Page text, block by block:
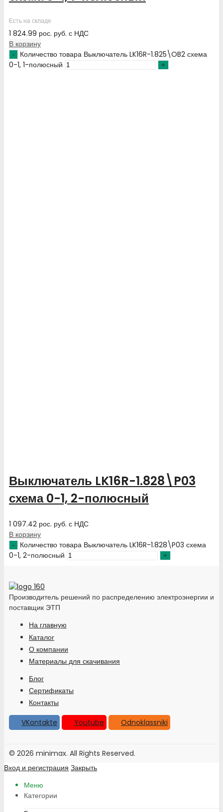
Есть на складе
1 824.99 рос. руб. с НДС
В корзину
Количество товара Выключатель LK16R-1.825\OB2 схема
0-1, 1-полюсный
Выключатель LK16R-1.828\P03
схема 0-1, 2-полюсный
1 097.42 рос. руб. с НДС
В корзину
Количество товара Выключатель LK16R-1.828\P03 схема
0-1, 2-полюсный
Производитель решений по распределению электроэнергии и
поставщик ЭТП
На главную
Каталог
О компании
Материалы для скачивания
Блог
Сертификаты
Контакты
VKontakte
Youtube Odnoklassniki
© 2026 minimax. All Rights Reserved.
Вход и регистрация Закрыть
Меню
Категории